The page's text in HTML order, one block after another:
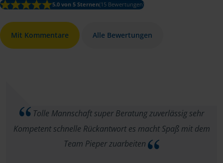
5.0 von 5 Sternen(15 Bewertungen)
Mit Kommentare Alle Bewertungen
Tolle Mannschaft super Beratung zuverlässig sehr
Kompetent schnelle Rückantwort es macht Spaß mit dem
Team Pieper zuarbeiten